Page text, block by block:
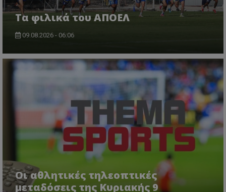
Τα φιλικά του ΑΠΟΕΛ
09.08.2026 - 06:06
Οι αθλητικές τηλεοπτικές
μεταδόσεις της Κυριακής 9